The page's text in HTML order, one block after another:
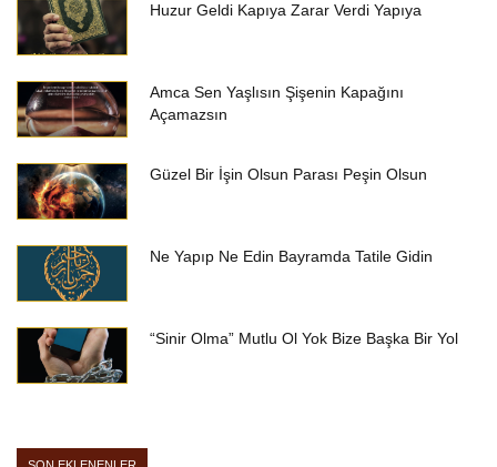
Huzur Geldi Kapıya Zarar Verdi Yapıya
Amca Sen Yaşlısın Şişenin Kapağını
Açamazsın
Güzel Bir İşin Olsun Parası Peşin Olsun
Ne Yapıp Ne Edin Bayramda Tatile Gidin
“Sinir Olma” Mutlu Ol Yok Bize Başka Bir Yol